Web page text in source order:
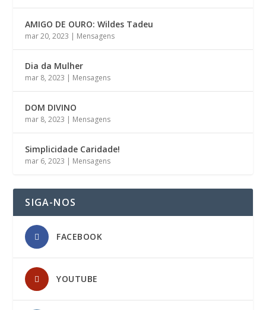
AMIGO DE OURO: Wildes Tadeu
mar 20, 2023 | Mensagens
Dia da Mulher
mar 8, 2023 | Mensagens
DOM DIVINO
mar 8, 2023 | Mensagens
Simplicidade Caridade!
mar 6, 2023 | Mensagens
SIGA-NOS
FACEBOOK
YOUTUBE